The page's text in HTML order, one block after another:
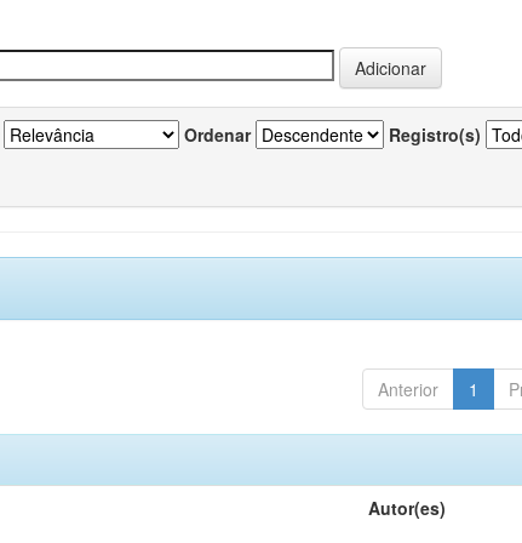
Ordenar Registro(s)
Anterior 1
Autor(es)